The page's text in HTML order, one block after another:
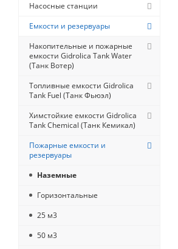
Насосные станции
Емкости и резервуары
Накопительные и пожарные
емкости Gidrolica Tank Water
(Танк Вотер)
Топливные емкости Gidrolica
Tank Fuel (Танк Фьюэл)
Химстойкие емкости Gidrolica
Tank Chemical (Танк Кемикал)
Пожарные емкости и
резервуары
Наземные
Горизонтальные
25 м3
50 м3